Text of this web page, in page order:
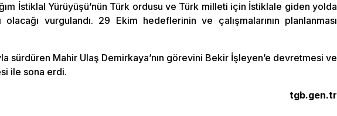
İstiklal Yürüyüşü’nün Türk ordusu ve Türk milleti için İstiklale giden yolda
vurgulandı. 29 Ekim hedeflerinin ve çalışmalarının planlanması
sürdüren Mahir Ulaş Demirkaya’nın görevini Bekir İşleyen’e devretmesi ve
ile sona erdi.
tgb.gen.tr